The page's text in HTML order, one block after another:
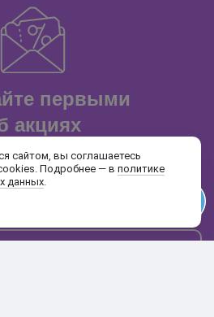
первыми
акциях
сайтом, вы соглашаетесь
Подробнее — в политике
данных.